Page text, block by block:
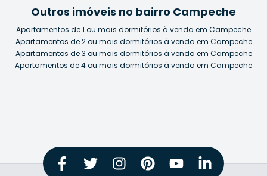
Outros imóveis no bairro Campeche
Apartamentos de 1 ou mais dormitórios à venda em Campeche
Apartamentos de 2 ou mais dormitórios à venda em Campeche
Apartamentos de 3 ou mais dormitórios à venda em Campeche
Apartamentos de 4 ou mais dormitórios à venda em Campeche